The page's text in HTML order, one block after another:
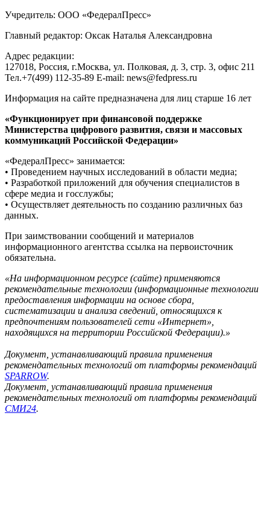
Учредитель: ООО «ФедералПресс»
Главный редактор: Оксак Наталья Александровна
Адрес редакции:
127018, Россия, г.Москва, ул. Полковая, д. 3, стр. 3, офис 211
Тел.+7(499) 112-35-89 E-mail: news@fedpress.ru
Информация на сайте предназначена для лиц старше 16 лет
«Функционирует при финансовой поддержке
Министерства цифрового развития, связи и массовых
коммуникаций Российской Федерации»
«ФедералПресс» занимается:
• Проведением научных исследований в области медиа;
• Разработкой приложений для обучения специалистов в
сфере медиа и госслужбы;
• Осуществляет деятельность по созданию различных баз
данных.
При заимствовании сообщений и материалов
информационного агентства ссылка на первоисточник
обязательна.
«На информационном ресурсе (сайте) применяются
рекомендательные технологии (информационные технологии
предоставления информации на основе сбора,
систематизации и анализа сведений, относящихся к
предпочтениям пользователей сети «Интернет»,
находящихся на территории Российской Федерации).»
Документ, устанавливающий правила применения
рекомендательных технологий от платформы рекомендаций
SPARROW.
Документ, устанавливающий правила применения
рекомендательных технологий от платформы рекомендаций
СМИ24.